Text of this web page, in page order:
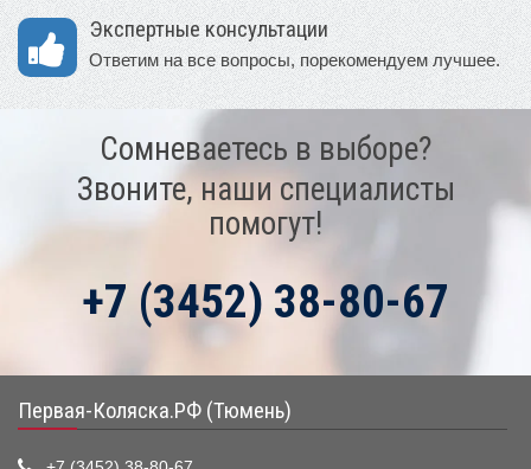
Экспертные консультации
Ответим на все вопросы, порекомендуем лучшее.
Сомневаетесь в выборе?
Звоните, наши специалисты
помогут!
+7 (3452) 38-80-67
Первая-Коляска.РФ (Тюмень)